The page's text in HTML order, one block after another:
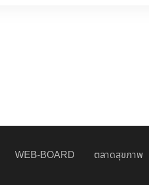
WEB-BOARD ตลาดสุขภาพ